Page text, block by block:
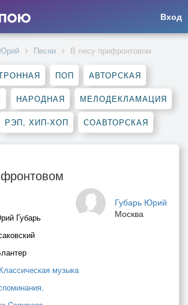
Вход
Песни В лесу прифронтовом
ПОП АВТОРСКАЯ
НАРОДНАЯ МЕЛОДЕКЛАМАЦИЯ
РЭП, ХИП-ХОП СОАВТОРСКАЯ
Губарь Юрий
Москва
Губарь
Классическая музыка